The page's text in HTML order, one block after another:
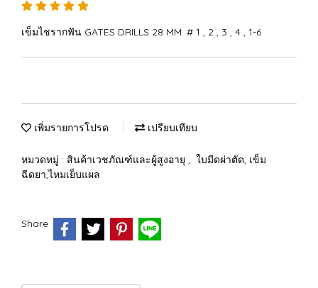
เข็มไชรากฟัน GATES DRILLS 28 MM. # 1 , 2 , 3 , 4 , 1-6
เพิ่มรายการโปรด เปรียบเทียบ
หมวดหมู่ : สินค้าเวชภัณฑ์และผู้สูงอายุ , ใบมีดผ่าตัด, เข็ม
ฉีดยา,ไหมเย็บแผล
Share